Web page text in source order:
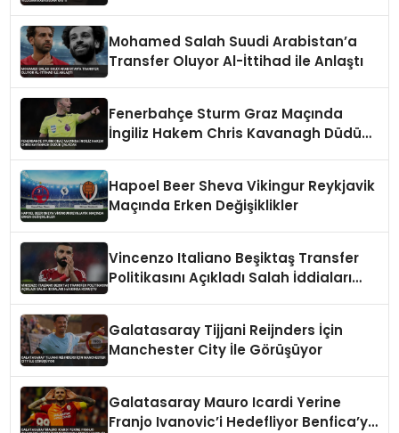
Mohamed Salah Suudi Arabistan’a
Transfer Oluyor Al-İttihad ile Anlaştı
Fenerbahçe Sturm Graz Maçında
İngiliz Hakem Chris Kavanagh Düdük
Hapoel Beer Sheva Vikingur Reykjavik
Maçında Erken Değişiklikler
Vincenzo Italiano Beşiktaş Transfer
Politikasını Açıkladı Salah İddiaları
Galatasaray Tijjani Reijnders İçin
Manchester City İle Görüşüyor
Galatasaray Mauro Icardi Yerine
Franjo Ivanovic’i Hedefliyor Benfica’ya